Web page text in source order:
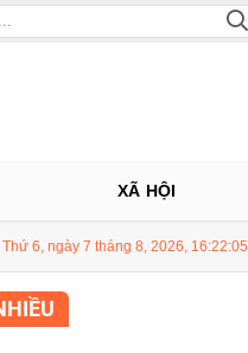
XÃ HỘI
tại Việt Nam kinh doanh thua lỗ
Thứ 6, ngày 7 tháng 8, 2026, 16:22:07